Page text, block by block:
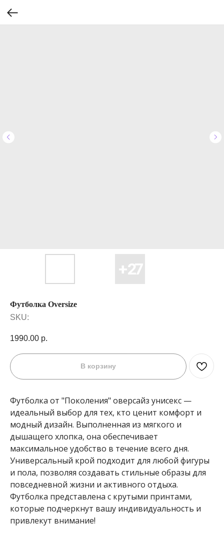
Футболка Oversize
SKU:
1990.00 р.
В корзину
Футболка от "Поколения" оверсайз унисекс —
идеальный выбор для тех, кто ценит комфорт и
модный дизайн. Выполненная из мягкого и
дышащего хлопка, она обеспечивает
максимальное удобство в течение всего дня.
Универсальный крой подходит для любой фигуры
и пола, позволяя создавать стильные образы для
повседневной жизни и активного отдыха.
Футболка представлена с крутыми принтами,
которые подчеркнут вашу индивидуальность и
привлекут внимание!